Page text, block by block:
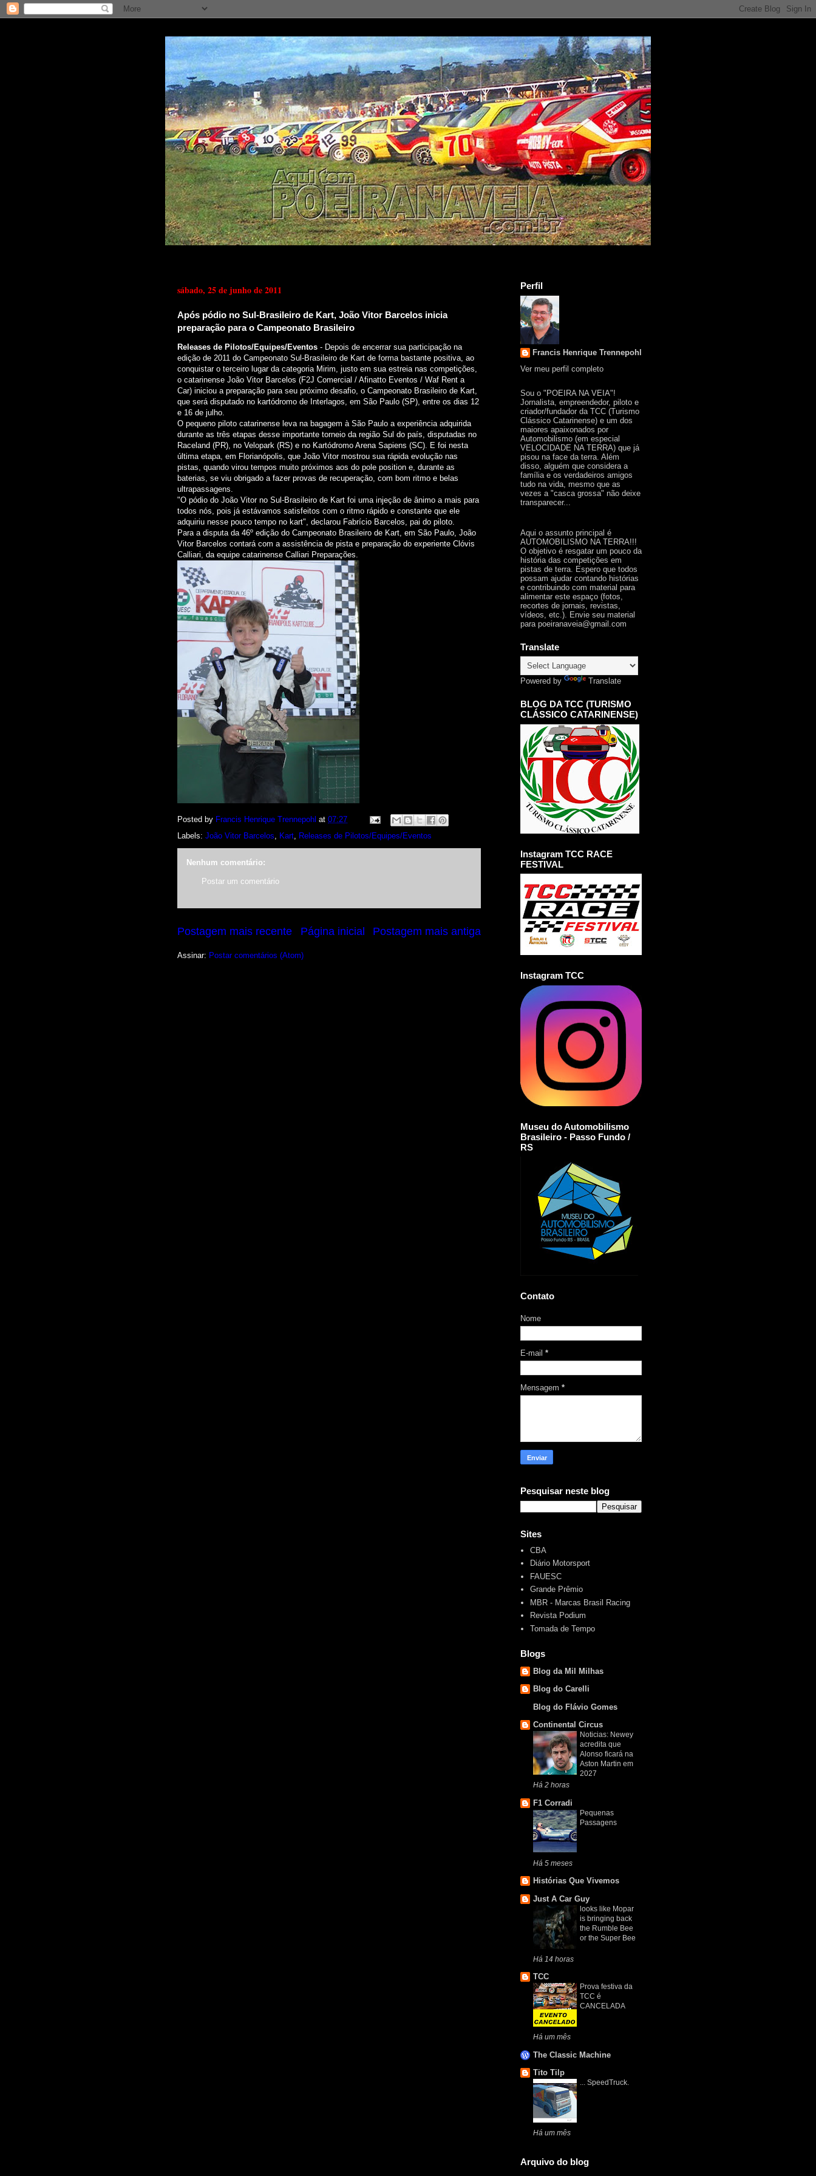
sábado, 25 de junho de 2011
Após pódio no Sul-Brasileiro de Kart, João Vitor Barcelos inicia
preparação para o Campeonato Brasileiro
Releases de Pilotos/Equipes/Eventos - Depois de encerrar sua participação na
edição de 2011 do Campeonato Sul-Brasileiro de Kart de forma bastante positiva, ao
conquistar o terceiro lugar da categoria Mirim, justo em sua estreia nas competições,
o catarinense João Vitor Barcelos (F2J Comercial / Afinatto Eventos / Waf Rent a
Car) iniciou a preparação para seu próximo desafio, o Campeonato Brasileiro de Kart,
que será disputado no kartódromo de Interlagos, em São Paulo (SP), entre os dias 12
e 16 de julho.
O pequeno piloto catarinense leva na bagagem à São Paulo a experiência adquirida
durante as três etapas desse importante torneio da região Sul do país, disputadas no
Raceland (PR), no Velopark (RS) e no Kartódromo Arena Sapiens (SC). E foi nesta
última etapa, em Florianópolis, que João Vitor mostrou sua rápida evolução nas
pistas, quando virou tempos muito próximos aos do pole position e, durante as
baterias, se viu obrigado a fazer provas de recuperação, com bom ritmo e belas
ultrapassagens.
"O pódio do João Vitor no Sul-Brasileiro de Kart foi uma injeção de ânimo a mais para
todos nós, pois já estávamos satisfeitos com o ritmo rápido e constante que ele
adquiriu nesse pouco tempo no kart", declarou Fabrício Barcelos, pai do piloto.
Para a disputa da 46º edição do Campeonato Brasileiro de Kart, em São Paulo, João
Vitor Barcelos contará com a assistência de pista e preparação do experiente Clóvis
Calliari, da equipe catarinense Calliari Preparações.
Posted by Francis Henrique Trennepohl at 07:27
Labels: João Vitor Barcelos, Kart, Releases de Pilotos/Equipes/Eventos
Nenhum comentário:
Postar um comentário
Postagem mais recente Postagem mais antiga
Página inicial
Assinar: Postar comentários (Atom)
Perfil
Francis Henrique Trennepohl
Ver meu perfil completo
Sou o "POEIRA NA VEIA"!
Jornalista, empreendedor, piloto e
criador/fundador da TCC (Turismo
Clássico Catarinense) e um dos
maiores apaixonados por
Automobilismo (em especial
VELOCIDADE NA TERRA) que já
pisou na face da terra. Além
disso, alguém que considera a
família e os verdadeiros amigos
tudo na vida, mesmo que as
vezes a "casca grossa" não deixe
transparecer...
Aqui o assunto principal é
AUTOMOBILISMO NA TERRA!!!
O objetivo é resgatar um pouco da
história das competições em
pistas de terra. Espero que todos
possam ajudar contando histórias
e contribuindo com material para
alimentar este espaço (fotos,
recortes de jornais, revistas,
vídeos, etc.). Envie seu material
para poeiranaveia@gmail.com
Translate
Powered by Translate
BLOG DA TCC (TURISMO
CLÁSSICO CATARINENSE)
Instagram TCC RACE
FESTIVAL
Instagram TCC
Museu do Automobilismo
Brasileiro - Passo Fundo /
RS
Contato
Nome
E-mail *
Mensagem *
Pesquisar neste blog
Sites
CBA
Diário Motorsport
FAUESC
Grande Prêmio
MBR - Marcas Brasil Racing
Revista Podium
Tomada de Tempo
Blogs
Blog da Mil Milhas
Blog do Carelli
Blog do Flávio Gomes
Continental Circus
Noticias: Newey
acredita que
Alonso ficará na
Aston Martin em
2027
Há 2 horas
F1 Corradi
Pequenas
Passagens
Há 5 meses
Histórias Que Vivemos
Just A Car Guy
looks like Mopar
is bringing back
the Rumble Bee
or the Super Bee
Há 14 horas
TCC
Prova festiva da
TCC é
CANCELADA
Há um mês
The Classic Machine
Tito Tilp
... SpeedTruck.
Há um mês
Arquivo do blog